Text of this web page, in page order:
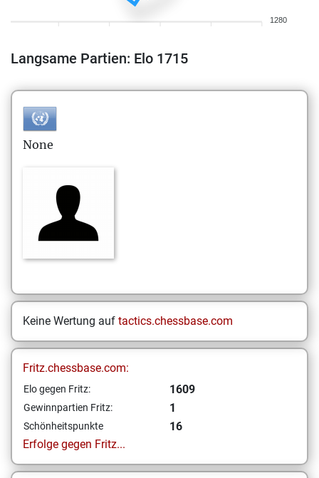
1280
Langsame Partien: Elo 1715
None
Keine Wertung auf tactics.chessbase.com
Fritz.chessbase.com:
Elo gegen Fritz: 1609
Gewinnpartien Fritz: 1
Schönheitspunkte
16
Erfolge gegen Fritz...